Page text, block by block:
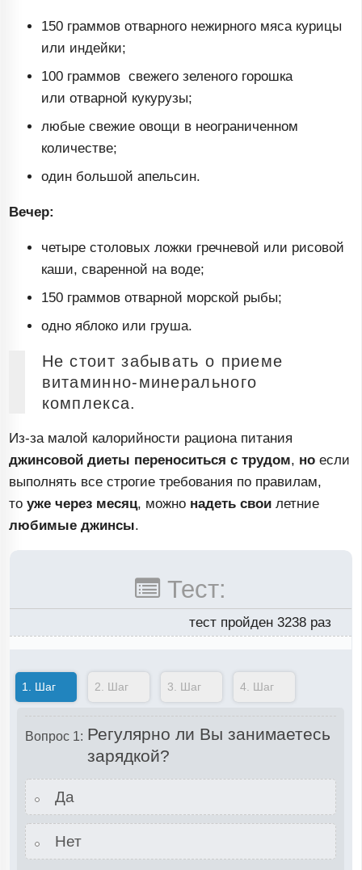
150 граммов отварного нежирного мяса курицы
или индейки;
100 граммов свежего зеленого горошка
или отварной кукурузы;
любые свежие овощи в неограниченном
количестве;
один большой апельсин.
Вечер:
четыре столовых ложки гречневой или рисовой
каши, сваренной на воде;
150 граммов отварной морской рыбы;
одно яблоко или груша.
Не стоит забывать о приеме
витаминно-минерального
комплекса.
Из-замалой калорийности рациона питания
джинсовой диеты переноситься с трудом, но если
выполнять все строгие требования по правилам,
тоуже через месяц, можно надеть свои летние
любимые джинсы.
Тест:
тест пройден 3238 раз
1. Шаг 2. Шаг 3. Шаг 4. Шаг
Вопрос 1: Регулярно ли Вы занимаетесь
зарядкой?
Да
Нет